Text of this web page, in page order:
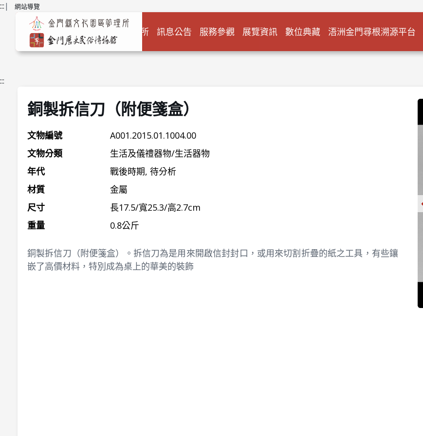
跳到主要內容
:::| 網站導覽
關於本所 訊息公告 服務參觀 展覽資訊 數位典藏 浯洲金門尋根溯源平台
:::
銅製拆信刀（附便箋盒）
文物編號
A001.2015.01.1004.00
文物分類
生活及儀禮器物/生活器物
年代
戰後時期, 待分析
材質
金屬
尺寸
長17.5/寬25.3/高2.7cm
重量
0.8公斤
銅製拆信刀（附便箋盒）。拆信刀為是用來開啟信封封口，或用來切割折疊的紙之工具，有些鑲
嵌了高價材料，特別成為桌上的華美的裝飾